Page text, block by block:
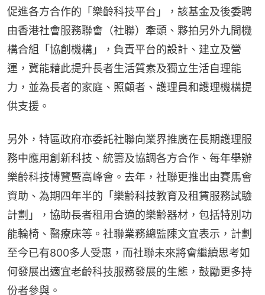
促進各方合作的「樂齡科技平台」，該基金及後委聘
由香港社會服務聯會（社聯）牽頭、夥拍另外九間機
構合組「協創機構」，負責平台的設計、建立及營
運，冀能藉此提升長者生活質素及獨立生活自理能
力，並為長者的家庭、照顧者、護理員和護理機構提
供支援。
另外，特區政府亦委託社聯向業界推廣在長期護理服
務中應用創新科技、統籌及協調各方合作、每年舉辦
樂齡科技博覽暨高峰會。去年，社聯更推出由賽馬會
資助、為期四年半的「樂齡科技教育及租賃服務試驗
計劃」，協助長者租用合適的樂齡器材，包括特別功
能輪椅、醫療床等。社聯業務總監陳文宜表示，計劃
至今已有800多人受惠，而社聯未來將會繼續思考如
何發展出適宜老齡科技服務發展的生態，鼓勵更多持
份者參與。